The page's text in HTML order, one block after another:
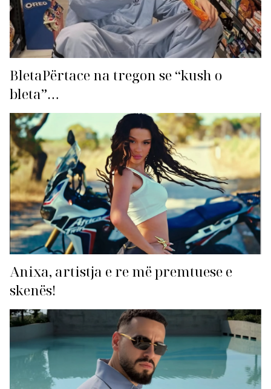
BletaPërtace na tregon se “kush o
bleta”…
Anixa, artistja e re më premtuese e
skenës!